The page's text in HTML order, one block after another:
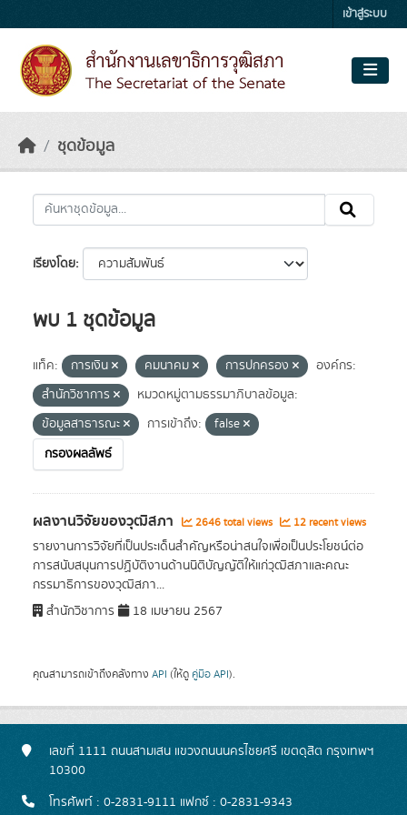
เข้าสู่ระบบ
ชุดข้อมูล
เรียงโดย
พบ 1 ชุดข้อมูล
แท็ค: การเงิน คมนาคม การปกครอง
องค์กร:
สำนักวิชาการ
หมวดหมู่ตามธรรมาภิบาลข้อมูล:
ข้อมูลสาธารณะ
การเข้าถึง:
false
กรองผลลัพธ์
ผลงานวิจัยของวุฒิสภา 2646 total views 12 recent views
รายงานการวิจัยที่เป็นประเด็นสำคัญหรือน่าสนใจเพื่อเป็นประโยชน์ต่อ
การสนับสนุนการปฏิบัติงานด้านนิติบัญญัติให้แก่วุฒิสภาและคณะ
กรรมาธิการของวุฒิสภา...
สำนักวิชาการ
18 เมษายน 2567
คุณสามารถเข้าถึงคลังทาง API (ให้ดู คู่มือ API).
เลขที่ 1111 ถนนสามเสน แขวงถนนนครไชยศรี เขตดุสิต กรุงเทพฯ
10300
โทรศัพท์ : 0-2831-9111 แฟกซ์ : 0-2831-9343